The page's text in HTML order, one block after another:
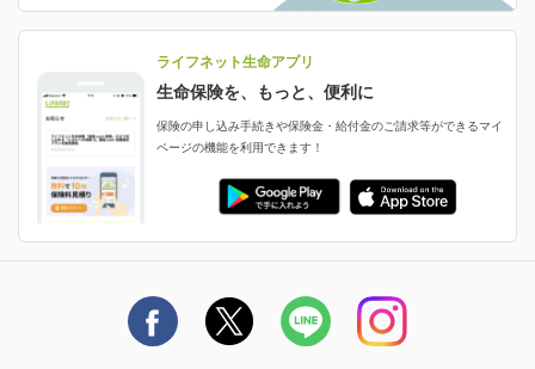
評判・口コミ
ご契約者さまに聞きました！
申し込みガイド
ご契約の流れと必要書類
保険料の支払い方法
認知症・MCIに備える
ご契約者さま向け各種お手続き・サービス
保険金・給付金のご請求
生命保険料控除に関するご案内
採用情報
生命保険マニフェスト
ライフネット生命のCMページ
ライフネット生命公式note
資料請求
ライフネット生命アプリ
生命保険を、もっと、便利に
保険の申し込み手続きや保険金・給付金のご請求等ができるマイ
ページの機能を利用できます！